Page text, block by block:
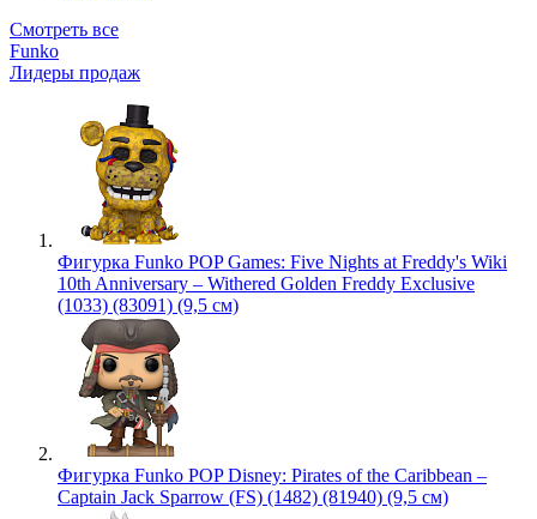
Смотреть все
Funko
Лидеры продаж
Фигурка Funko POP Games: Five Nights at Freddy's Wiki
10th Anniversary – Withered Golden Freddy Exclusive
(1033) (83091) (9,5 см)
Фигурка Funko POP Disney: Pirates of the Caribbean –
Captain Jack Sparrow (FS) (1482) (81940) (9,5 см)